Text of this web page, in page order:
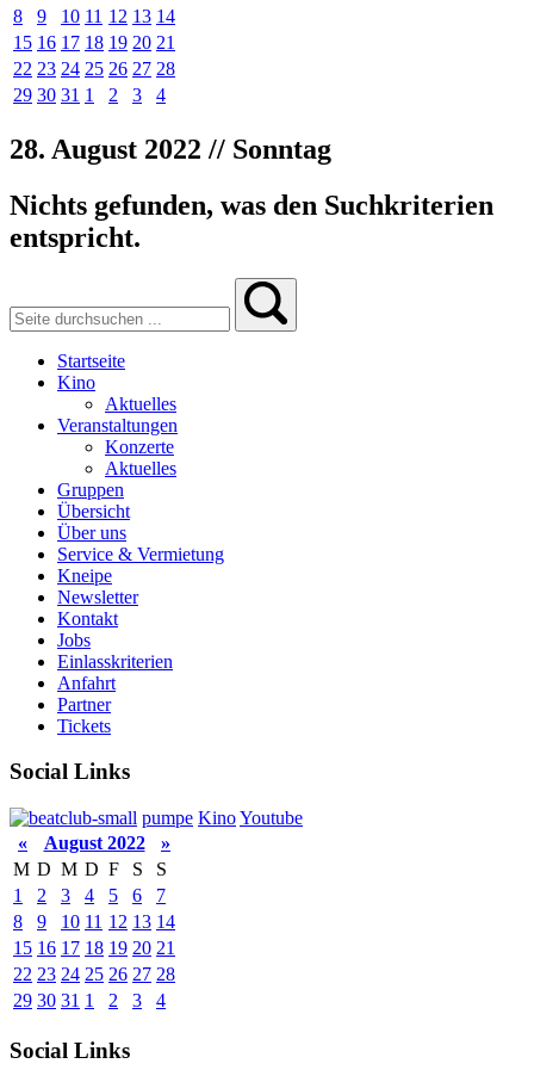
8
9 10 11 12 13 14
15 16 17 18 19 20 21
22 23 24 25 26 27 28
29 30 31 1 2 3 4
28. August 2022 // Sonntag
Nichts gefunden, was den Suchkriterien
entspricht.
Startseite
Kino
Aktuelles
Veranstaltungen
Konzerte
Aktuelles
Gruppen
Übersicht
Über uns
Service & Vermietung
Kneipe
Newsletter
Kontakt
Jobs
Einlasskriterien
Anfahrt
Partner
Tickets
Social Links
pumpe KinoYoutube
«
August 2022
»
M D M D F S
S
1
2 3 4 5 6
7
8
9 10 11 12 13 14
15 16 17 18 19 20 21
22 23 24 25 26 27 28
29 30 31 1 2 3 4
Social Links